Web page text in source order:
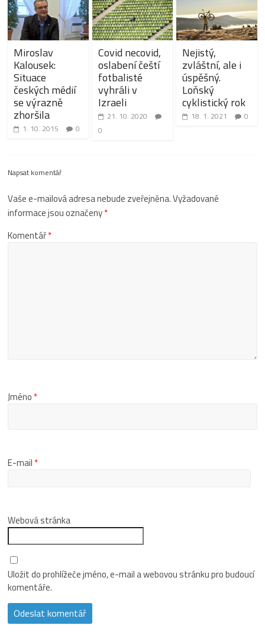
Miroslav
Kalousek:
Situace
českých médií
se výrazně
zhoršila
1. 10. 2015 0
Covid necovid,
oslabení čeští
fotbalisté
vyhráli v
Izraeli
21. 10. 2020
0
Nejistý,
zvláštní, ale i
úspěšný.
Loňský
cyklistický rok
18. 1. 2021 0
Napsat komentář
Vaše e-mailová adresa nebude zveřejněna.Vyžadované
informace jsou označeny*
Komentář*
Jméno *
E-mail *
Webová stránka
Uložit do prohlížeče jméno, e-mail a webovou stránku pro budoucí
komentáře.